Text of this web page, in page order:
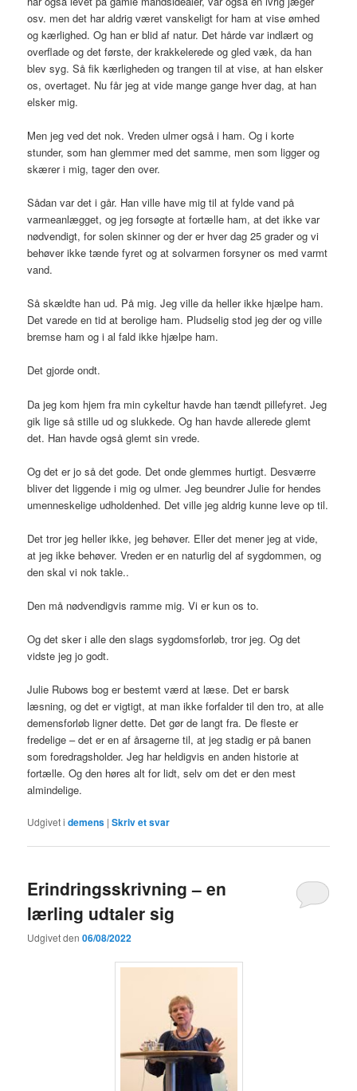
osv. men det har aldrig været vanskeligt for ham at vise ømhed
og kærlighed. Og han er blid af natur. Det hårde var indlært og
overflade og det første, der krakkelerede og gled væk, da han
blev syg. Så fik kærligheden og trangen til at vise, at han elsker
os, overtaget. Nu får jeg at vide mange gange hver dag, at han
elsker mig.
Men jeg ved det nok. Vreden ulmer også i ham. Og i korte
stunder, som han glemmer med det samme, men som ligger og
skærer i mig, tager den over.
Sådan var det i går. Han ville have mig til at fylde vand på
varmeanlægget, og jeg forsøgte at fortælle ham, at det ikke var
nødvendigt, for solen skinner og der er hver dag 25 grader og vi
behøver ikke tænde fyret og at solvarmen forsyner os med varmt
vand.
Så skældte han ud. På mig. Jeg ville da heller ikke hjælpe ham.
Det varede en tid at berolige ham. Pludselig stod jeg der og ville
bremse ham og i al fald ikke hjælpe ham.
Det gjorde ondt.
Da jeg kom hjem fra min cykeltur havde han tændt pillefyret. Jeg
gik lige så stille ud og slukkede. Og han havde allerede glemt
det. Han havde også glemt sin vrede.
Og det er jo så det gode. Det onde glemmes hurtigt. Desværre
bliver det liggende i mig og ulmer. Jeg beundrer Julie for hendes
umenneskelige udholdenhed. Det ville jeg aldrig kunne leve op til.
Det tror jeg heller ikke, jeg behøver. Eller det mener jeg at vide,
at jeg ikke behøver. Vreden er en naturlig del af sygdommen, og
den skal vi nok takle..
Den må nødvendigvis ramme mig. Vi er kun os to.
Og det sker i alle den slags sygdomsforløb, tror jeg. Og det
vidste jeg jo godt.
Julie Rubows bog er bestemt værd at læse. Det er barsk
læsning, og det er vigtigt, at man ikke forfalder til den tro, at alle
demensforløb ligner dette. Det gør de langt fra. De fleste er
fredelige – det er en af årsagerne til, at jeg stadig er på banen
som foredragsholder. Jeg har heldigvis en anden historie at
fortælle. Og den høres alt for lidt, selv om det er den mest
almindelige.
Udgivet i demens |Skriv et svar
Erindringsskrivning – en
lærling udtaler sig
Udgivet den06/08/2022